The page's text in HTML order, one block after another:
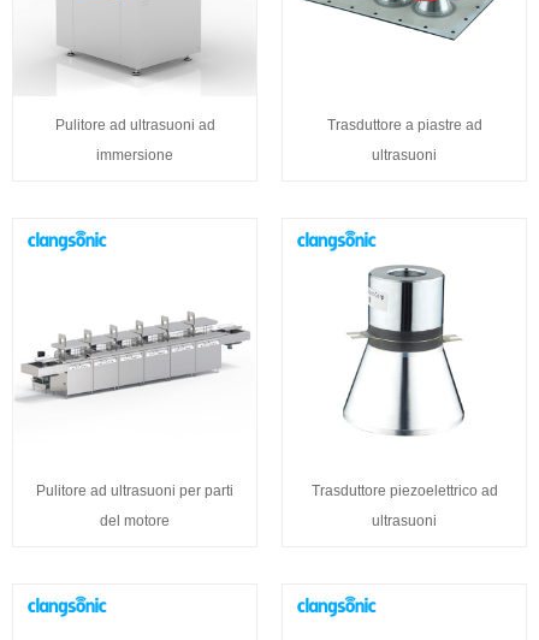
Pulitore ad ultrasuoni ad
immersione
Trasduttore a piastre ad
ultrasuoni
Pulitore ad ultrasuoni per parti
del motore
Trasduttore piezoelettrico ad
ultrasuoni